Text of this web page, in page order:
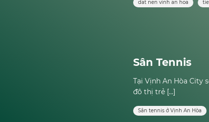
dat nen vinh an hoa
Sân Tennis
Tại Vịnh An Hòa City
đô thị trẻ […]
Sân tennis ở Vịnh An Hòa